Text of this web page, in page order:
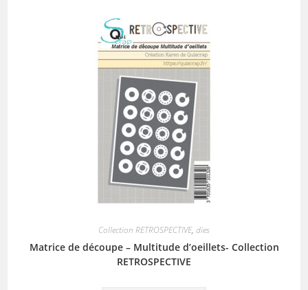
Collection RETROSPECTIVE, dies
Matrice de découpe – Multitude d’oeillets- Collection
RETROSPECTIVE